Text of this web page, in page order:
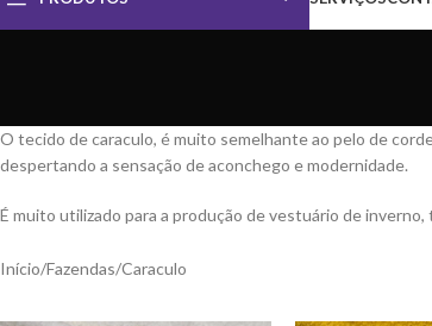
O tecido de caraculo, é muito semelhante ao pelo de
despertando a sensação de aconchego e modernidade.
É muito utilizado para a produção de vestuário de
Início Fazendas Caraculo